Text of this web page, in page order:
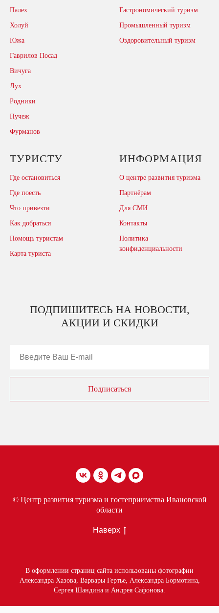
Палех
Холуй
Южа
Гаврилов Посад
Вичуга
Лух
Родники
Пучеж
Фурманов
Гастрономический туризм
Промышленный туризм
Оздоровительный туризм
ТУРИСТУ
Где остановиться
Где поесть
Что привезти
Как добраться
Помощь туристам
Карта туриста
ИНФОРМАЦИЯ
О центре развития туризма
Партнёрам
Для СМИ
Контакты
Политика
конфиденциальности
ПОДПИШИТЕСЬ НА НОВОСТИ,
АКЦИИ И СКИДКИ
Подписаться
© Центр развития туризма и гостеприимства Ивановской
области
Наверх
В оформлении страниц сайта использованы фотографии
Александра Хазова, Варвары Гертье, Александра Бормотина,
Сергея Шандина и Андрея Сафонова.